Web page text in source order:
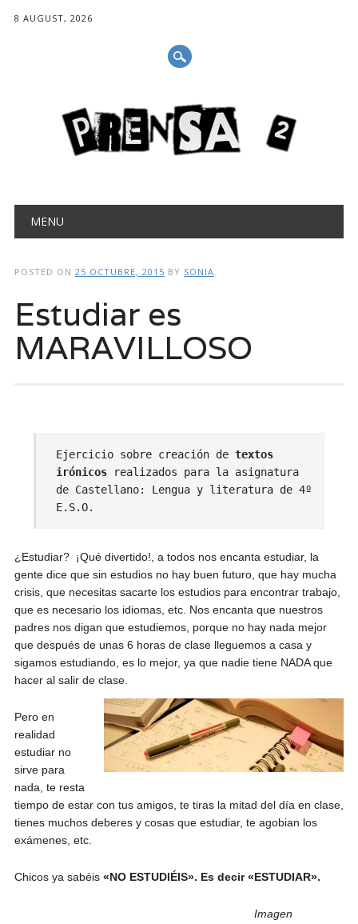
8 AUGUST, 2026
Main menu
MENU
POSTED ON 25 OCTUBRE, 2015 BY SONIA
Estudiar es
MARAVILLOSO
Ejercicio sobre creación de textos
irónicosrealizados para la asignatura
de Castellano: Lengua y literatura de 4º
E.S.O.
¿Estudiar? ¡Qué divertido!, a todos nos encanta estudiar, la
gente dice que sin estudios no hay buen futuro, que hay mucha
crisis, que necesitas sacarte los estudios para encontrar trabajo,
que es necesario los idiomas, etc. Nos encanta que nuestros
padres nos digan que estudiemos, porque no hay nada mejor
que después de unas 6 horas de clase lleguemos a casa y
sigamos estudiando, es lo mejor, ya que nadie tiene NADA que
hacer al salir de clase.
Pero en
realidad
estudiar no
sirve para
nada, te resta
tiempo de estar con tus amigos, te tiras la mitad del día en clase,
tienes muchos deberes y cosas que estudiar, te agobian los
exámenes, etc.
Chicos ya sabéis«NO ESTUDIÉIS». Es decir «ESTUDIAR».
Imagen